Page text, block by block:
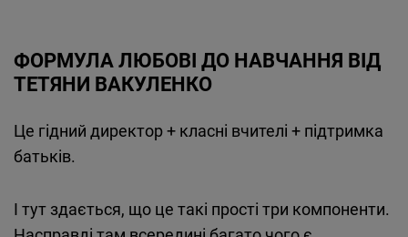
ФОРМУЛА ЛЮБОВІ ДО НАВЧАННЯ ВІД
ТЕТЯНИ ВАКУЛЕНКО
Це гідний директор + класні вчителі + підтримка
батьків.
І тут здається, що це такі прості три компоненти.